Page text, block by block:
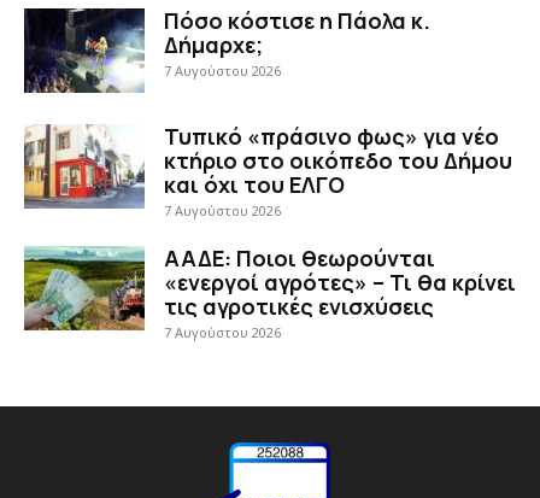
Πόσο κόστισε η Πάολα κ.
Δήμαρχε;
7 Αυγούστου 2026
Τυπικό «πράσινο φως» για νέο
κτήριο στο οικόπεδο του Δήμου
και όχι του ΕΛΓΟ
7 Αυγούστου 2026
ΑΑΔΕ: Ποιοι θεωρούνται
«ενεργοί αγρότες» – Τι θα κρίνει
τις αγροτικές ενισχύσεις
7 Αυγούστου 2026